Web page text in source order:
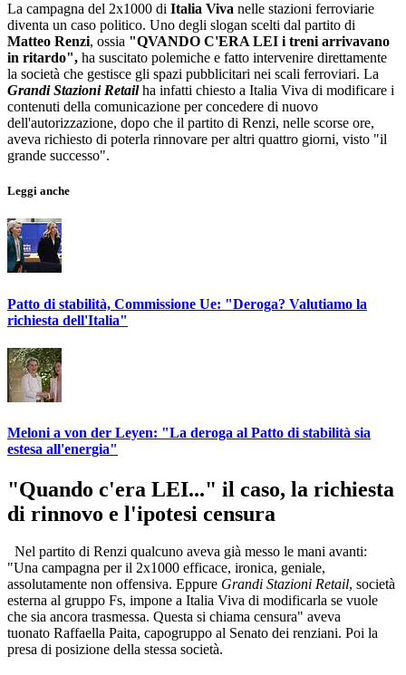
La campagna del 2x1000 di Italia Viva nelle stazioni ferroviarie
diventa un caso politico. Uno degli slogan scelti dal partito di
Matteo Renzi, ossia "QVANDO C'ERA LEI i treni arrivavano
in ritardo", ha suscitato polemiche e fatto intervenire direttamente
la società che gestisce gli spazi pubblicitari nei scali ferroviari. La
Grandi Stazioni Retailha infatti chiesto a Italia Viva di modificare i
contenuti della comunicazione per concedere di nuovo
dell'autorizzazione, dopo che il partito di Renzi, nelle scorse ore,
aveva richiesto di poterla rinnovare per altri quattro giorni, visto "il
grande successo".
Leggi anche
Patto di stabilità, Commissione Ue: "Deroga? Valutiamo la
richiesta dell'Italia"
Meloni a von der Leyen: "La deroga al Patto di stabilità sia
estesa all'energia"
"Quando c'era LEI..." il caso, la richiesta
di rinnovo e l'ipotesi censura
Nel partito di Renzi qualcuno aveva già messo le mani avanti:
"Una campagna per il 2x1000 efficace, ironica, geniale,
assolutamente non offensiva. Eppure Grandi Stazioni Retail, società
esterna al gruppo Fs, impone a Italia Viva di modificarla se vuole
che sia ancora trasmessa. Questa si chiama censura" aveva
tuonato Raffaella Paita, capogruppo al Senato dei renziani. Poi la
presa di posizione della stessa società.